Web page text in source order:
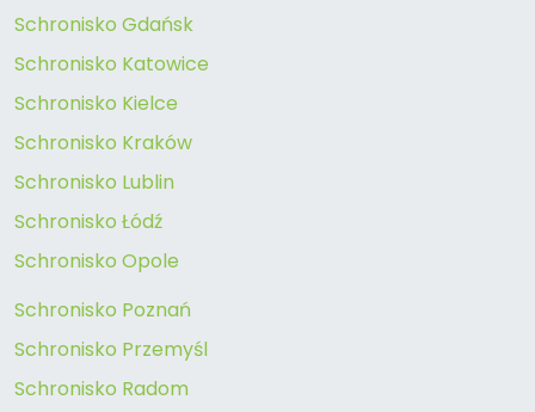
Schronisko Gdańsk
Schronisko Katowice
Schronisko Kielce
Schronisko Kraków
Schronisko Lublin
Schronisko Łódź
Schronisko Opole
Schronisko Poznań
Schronisko Przemyśl
Schronisko Radom